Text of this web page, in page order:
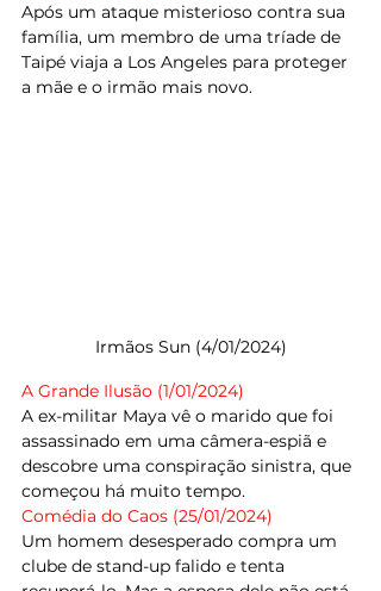
Após um ataque misterioso contra sua
família, um membro de uma tríade de
Taipé viaja a Los Angeles para proteger
a mãe e o irmão mais novo.
Irmãos Sun (4/01/2024)
A Grande Ilusão (1/01/2024)
A ex-militar Maya vê o marido que foi
assassinado em uma câmera-espiã e
descobre uma conspiração sinistra, que
começou há muito tempo.
Comédia do Caos (25/01/2024)
Um homem desesperado compra um
clube de stand-up falido e tenta